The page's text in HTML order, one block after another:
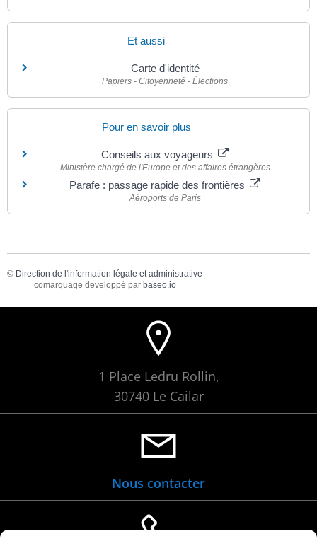
Et aussi
Carte d'identité
Papiers - Citoyenneté - Élections
Pour en savoir plus
Conseils aux voyageurs
Ministère chargé de l'Europe et des affaires étrangères
Parafe : passage rapide des frontières
Aéroports de Paris
© Direction de l'information légale et administrative
comarquage developpé par baseo.io
1 Place Ledru Rollin,
30740 Le Cailar
Nous contacter